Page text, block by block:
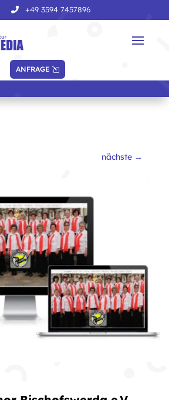
+49 3594 7457896
ANFRAGE
nächste →